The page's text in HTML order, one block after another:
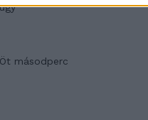
ügy
Öt másodperc